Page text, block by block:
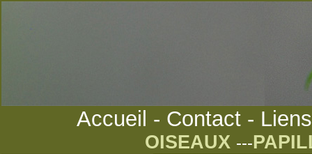
Accueil - Contact- Liens
OISEAUX ---